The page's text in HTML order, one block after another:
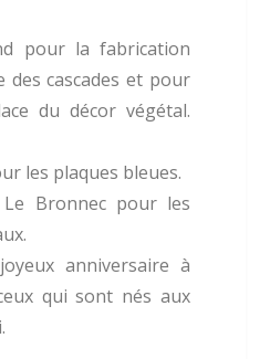
pour la fabrication
des cascades et pour
du décor végétal.
les plaques bleues.
Bronnec pour les
anniversaire à
qui sont nés aux